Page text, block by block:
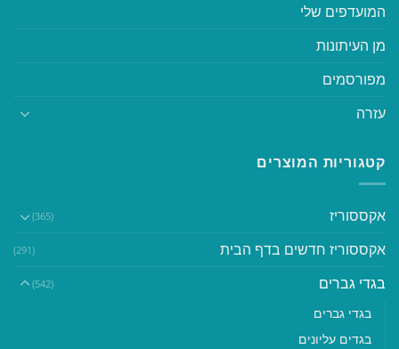
המועדפים שלי
מן העיתונות
מפורסמים
עזרה
קטגוריות המוצרים
אקססוריז (365)
אקססוריז חדשים בדף הבית (291)
בגדי גברים (542)
בגדי גברים
בגדים עליונים